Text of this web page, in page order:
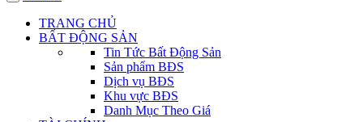
TRANG CHỦ
BẤT ĐỘNG SẢN
Tin Tức Bất Động Sản
Sản phẩm BĐS
Dịch vụ BĐS
Khu vực BĐS
Danh Mục Theo Giá